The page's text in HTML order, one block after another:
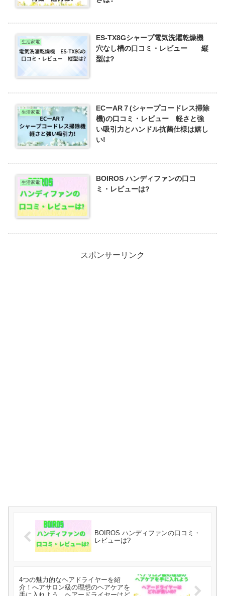
生活家電
ES-TX8Gシャープ電気洗濯乾燥機
穴なし槽の口コミ・レビュー 縦
型は?
生活家電
ECーAR７(シャープコードレス掃除
機)の口コミ・レビュー 軽さと強
い吸引力とハンドル抗菌仕様は嬉し
い!
生活家電
BOIROS ハンディファンの口コ
ミ・レビューは?
スポンサーリンク
BOIROS ハンディファンの口コミ・
レビューは?
4つの魅力的なヘアドライヤーを紹
介！へアサロン級の理想のヘアケアを